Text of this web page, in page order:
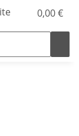
0,00 €